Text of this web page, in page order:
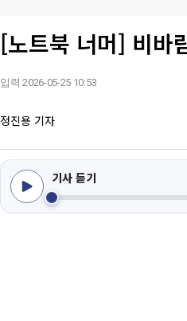
[노트북 너머] 비바
입력 2026-05-25 10:53
정진용 기자
기사 듣기